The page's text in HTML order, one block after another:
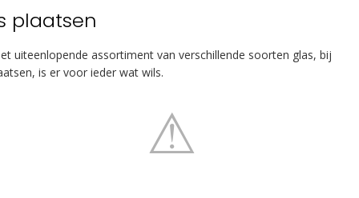
plaatsen
uiteenlopende assortiment van verschillende soorten glas, bij
is er voor ieder wat wils.